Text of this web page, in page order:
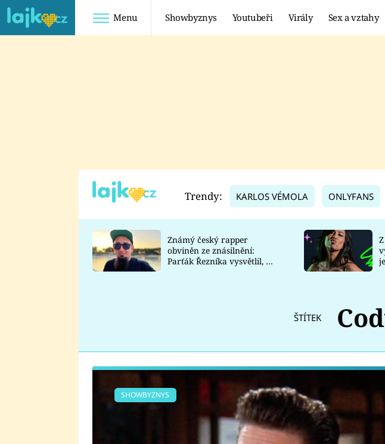
Menu Showbyznys Youtubeři Virály Sex a vztahy
TADEÁŠ KUBĚNKA
DATEL
Trendy: KARLOS VÉMOLA ONLYFANS
Známý český rapper
obviněn ze znásilnění:
Parťák Řezníka vysvětlil, co
ŠTÍTEK
SHOWBYZNYS